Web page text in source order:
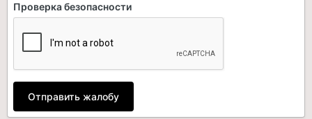
Проверка безопасности
Отправить жалобу